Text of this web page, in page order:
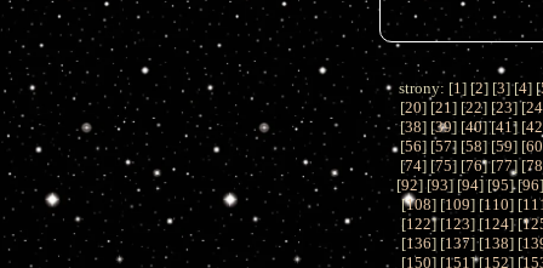
strony: [1] [2] [3] [4] [
[20] [21] [22] [23] [24
[38] [39] [40] [41] [42
[56] [57] [58] [59] [60
[74] [75] [76] [77] [78
[92] [93] [94] [95] [96
[108] [109] [110] [
[122] [123] [124] [
[136] [137] [138] [
[150] [151] [152] [